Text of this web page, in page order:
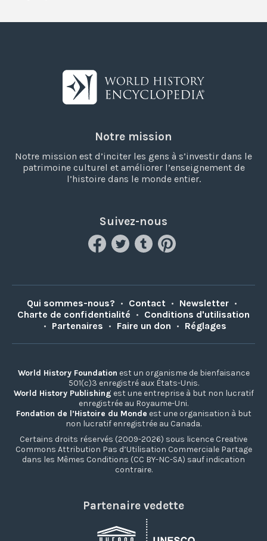
Notre mission
Notre mission est d’inciter les gens à s’investir dans le
patrimoine culturel et améliorer l’enseignement de
l’histoire dans le monde entier.
Suivez-nous
Qui sommes-nous? • Contact • Newsletter •
Charte de confidentialité • Conditions d'utilisation
• Partenaires • Faire un don • Réglages
World History Foundation est un organisme de bienfaisance
501(c)3 enregistré aux États-Unis.
World History Publishing est une entreprise à but non lucratif
enregistrée au Royaume-Uni.
Fondation de l’Histoire du Monde est une organisation à but
non lucratif enregistrée au Canada.
Certains droits réservés (2009-2026) sous licence Creative
Commons Attribution Pas d’Utilisation Commerciale Partage
dans les Mêmes Conditions (CC BY-NC-SA) sauf indication
contraire.
Partenaire vedette